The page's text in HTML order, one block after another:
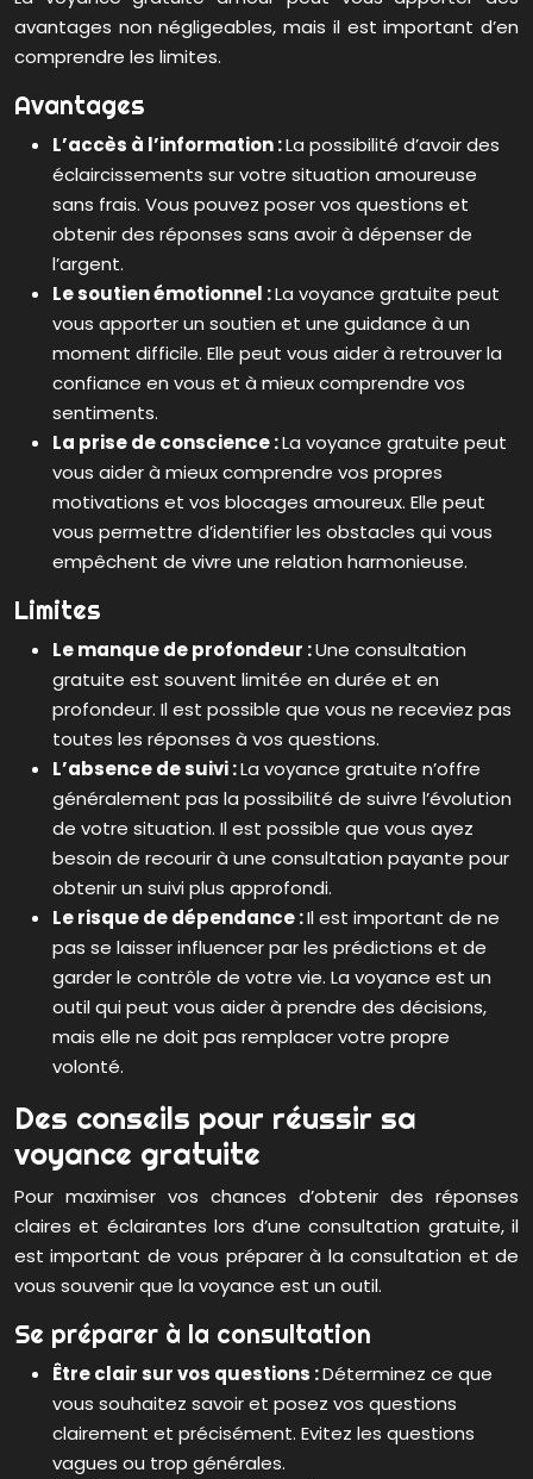
avantages non négligeables, mais il est important d’en
comprendre les limites.
Avantages
L’accès à l’information :La possibilité d’avoir des
éclaircissements sur votre situation amoureuse
sans frais. Vous pouvez poser vos questions et
obtenir des réponses sans avoir à dépenser de
l’argent.
Le soutien émotionnel :La voyance gratuite peut
vous apporter un soutien et une guidance à un
moment difficile. Elle peut vous aider à retrouver la
confiance en vous et à mieux comprendre vos
sentiments.
La prise de conscience :La voyance gratuite peut
vous aider à mieux comprendre vos propres
motivations et vos blocages amoureux. Elle peut
vous permettre d’identifier les obstacles qui vous
empêchent de vivre une relation harmonieuse.
Limites
Le manque de profondeur :Une consultation
gratuite est souvent limitée en durée et en
profondeur. Il est possible que vous ne receviez pas
toutes les réponses à vos questions.
L’absence de suivi :La voyance gratuite n’offre
généralement pas la possibilité de suivre l’évolution
de votre situation. Il est possible que vous ayez
besoin de recourir à une consultation payante pour
obtenir un suivi plus approfondi.
Le risque de dépendance :Il est important de ne
pas se laisser influencer par les prédictions et de
garder le contrôle de votre vie. La voyance est un
outil qui peut vous aider à prendre des décisions,
mais elle ne doit pas remplacer votre propre
volonté.
Des conseils pour réussir sa
voyance gratuite
Pour maximiser vos chances d’obtenir des réponses
claires et éclairantes lors d’une consultation gratuite, il
est important de vous préparer à la consultation et de
vous souvenir que la voyance est un outil.
Se préparer à la consultation
Être clair sur vos questions :Déterminez ce que
vous souhaitez savoir et posez vos questions
clairement et précisément. Evitez les questions
vagues ou trop générales.